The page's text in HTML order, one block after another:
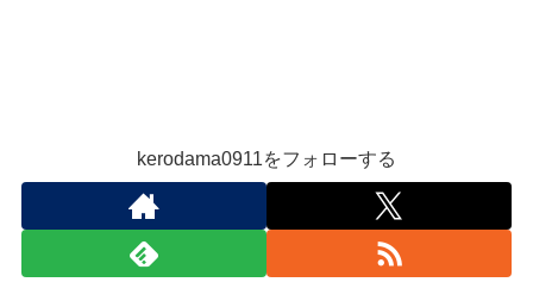
kerodama0911をフォローする